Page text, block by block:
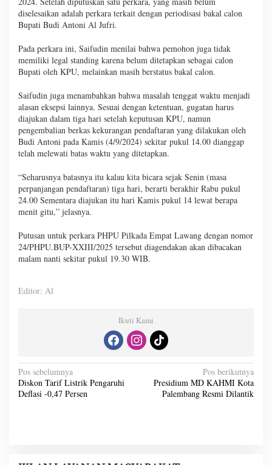
diselesaikan adalah perkara terkait dengan periodisasi bakal calon
Bupati Budi Antoni Al Jufri.
Pada perkara ini, Saifudin menilai bahwa pemohon juga tidak
memiliki legal standing karena belum ditetapkan sebagai calon
Bupati oleh KPU, melainkan masih berstatus bakal calon.
Saifudin juga menambahkan bahwa masalah tenggat waktu menjadi
alasan eksepsi lainnya. Sesuai dengan ketentuan, gugatan harus
diajukan dalam tiga hari setelah keputusan KPU, namun
pengembalian berkas kekurangan pendaftaran yang dilakukan oleh
Budi Antoni pada Kamis (4/9/2024) sekitar pukul 14.00 dianggap
telah melewati batas waktu yang ditetapkan.
“Seharusnya batasnya itu kalau kita bicara sejak Senin (masa
perpanjangan pendaftaran) tiga hari, berarti berakhir Rabu pukul
24.00 Sementara diajukan itu hari Kamis pukul 14 lewat berapa
menit gitu,” jelasnya.
Putusan untuk perkara PHPU Pilkada Empat Lawang dengan nomor
24/PHPU.BUP-XXIII/2025 tersebut diagendakan akan dibacakan
malam nanti sekitar pukul 19.30 WIB.
Editor: Al
Ikuti Kami
N
a
a
Pos sebelumnya
Diskon Tarif Listrik Pengaruhi
Deflasi -0,47 Persen
Pos berikutnya
Presidium MD KAHMI Kota
Palembang Resmi Dilantik